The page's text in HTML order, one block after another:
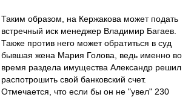
Таким образом, на Кержакова может подать
встречный иск менеджер Владимир Багаев.
Также против него может обратиться в суд
бывшая жена Мария Голова, ведь именно во
время раздела имущества Александр решил
распотрошить свой банковский счет.
Отмечается, что если бы он не "увел" 230